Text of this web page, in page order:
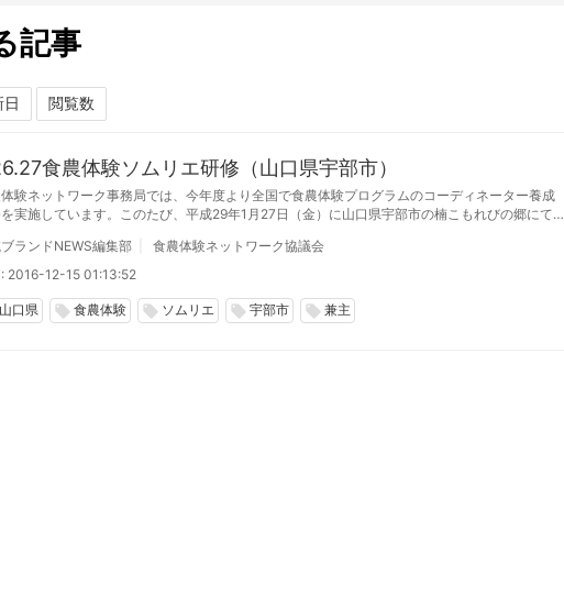
記事
食農体験ソムリエ研修（山口県宇部市）
験ネットワーク事務局では、今年度より全国で食農体験プログラムのコーディネーター養成
実施しています。このたび、平成29年1月27日（金）に山口県宇部市の楠こもれびの郷にて、
ランドNEWS編集部
食農体験ネットワーク協議会
2016-12-15 01:13:52
山口県 local_offer 食農体験 local_offer ソムリエ local_offer 宇部市 local_offer 兼主